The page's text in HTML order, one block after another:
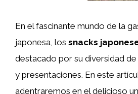
En el fascinante mundo de la
japonesa, los snacks
destacado por su diversidad
y presentaciones. En este
adentraremos en el delicioso